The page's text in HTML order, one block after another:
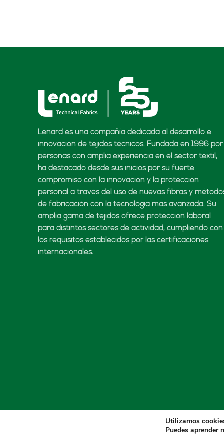
Lenard es una compañía dedicada al desarrollo e
innovación de tejidos técnicos. Fundada en 1996 por
personas con amplia experiencia en el sector textil,
ha destacado desde sus inicios por su fuerte
compromiso con la innovación y la protección
personal a través del uso de nuevas fibras y
de fabricación con la tecnología más avanzada. Su
amplia gama de tejidos ofrece protección laboral
para distintos sectores de actividad, cumpliendo con
los requisitos establecidos por las certificaciones
internacionales.
Utilizamos
Puedes